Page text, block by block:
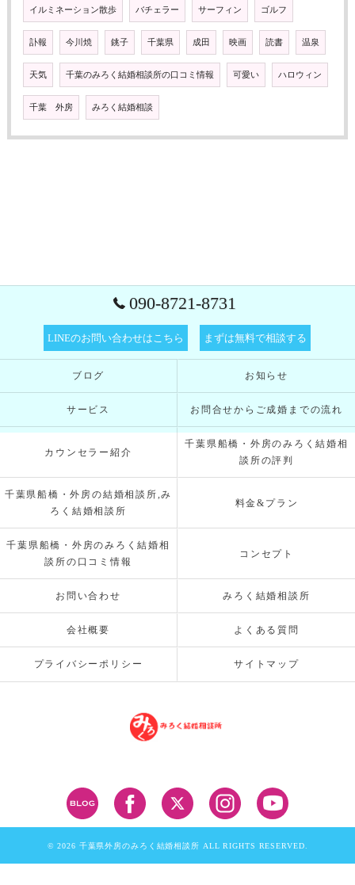
イルミネーション散歩 バチェラー サーフィン ゴルフ
訃報 今川焼 銚子 千葉県 成田 映画 読書 温泉
天気 千葉のみろく結婚相談所の口コミ情報 可愛い ハロウィン
千葉 外房 みろく結婚相談
090-8721-8731
LINEのお問い合わせはこちら まずは無料で相談する
ブログ お知らせ
サービス お問合せからご成婚までの流れ
カウンセラー紹介
千葉県船橋・外房のみろく結婚相
談所の評判
千葉県船橋・外房の結婚相談所,み
ろく結婚相談所
料金&プラン
千葉県船橋・外房のみろく結婚相
談所の口コミ情報
コンセプト
お問い合わせ みろく結婚相談所
会社概要 よくある質問
プライバシーポリシー サイトマップ
© 2026 千葉県外房のみろく結婚相談所 ALL RIGHTS RESERVED.